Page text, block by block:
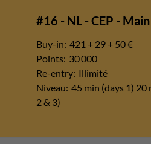
#16 - NL - CEP -
Buy-in: 421 + 29 + 50 €
Points: 30 000
Re-entry: Illimité
Niveau: 45 min (days 1) 20
2 & 3)